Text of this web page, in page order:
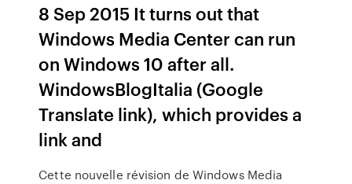
8 Sep 2015 It turns out that
Windows Media Center can run
on Windows 10 after all.
WindowsBlogItalia (Google
Translate link), which provides a
link and
Cette nouvelle révision de Windows Media